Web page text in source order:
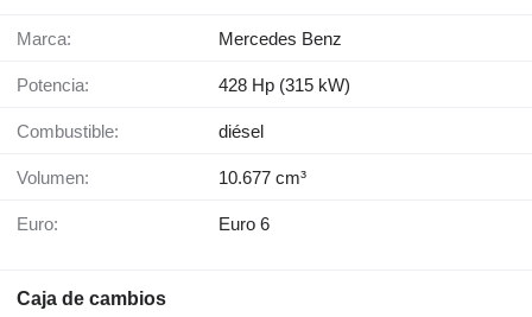
Marca: Mercedes Benz
Potencia: 428 Hp (315 kW)
Combustible: diésel
Volumen: 10.677 cm³
Euro: Euro 6
Caja de cambios